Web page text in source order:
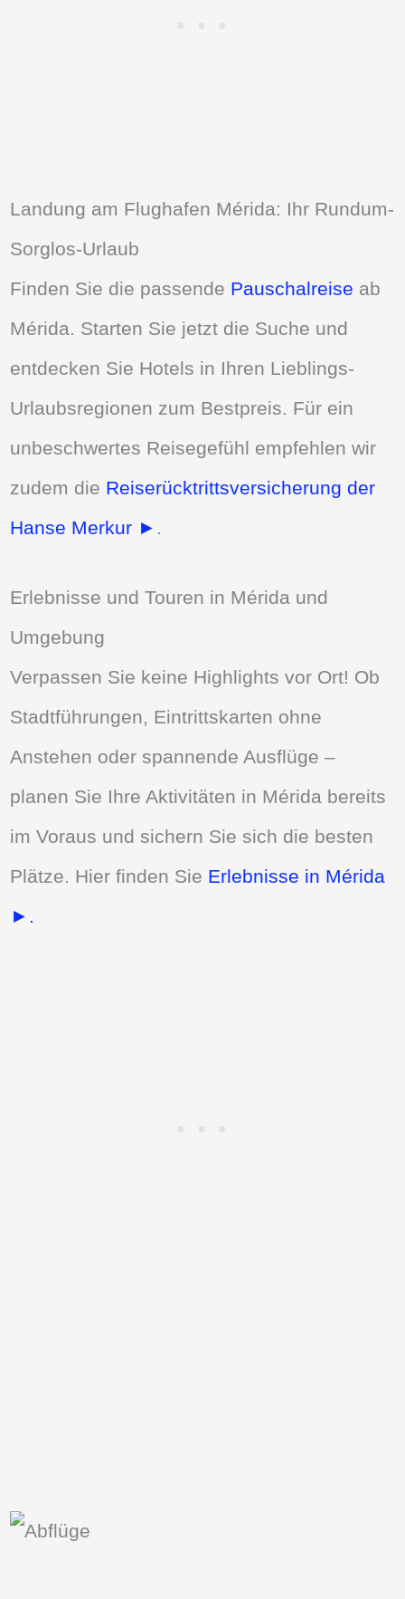
Landung am Flughafen Mérida: Ihr Rundum-
Sorglos-Urlaub
Finden Sie die passende Pauschalreise ab
Mérida. Starten Sie jetzt die Suche und
entdecken Sie Hotels in Ihren Lieblings-
Urlaubsregionen zum Bestpreis. Für ein
unbeschwertes Reisegefühl empfehlen wir
zudem die Reiserücktrittsversicherung der
Hanse Merkur ► .
Erlebnisse und Touren in Mérida und
Umgebung
Verpassen Sie keine Highlights vor Ort! Ob
Stadtführungen, Eintrittskarten ohne
Anstehen oder spannende Ausflüge –
planen Sie Ihre Aktivitäten in Mérida bereits
im Voraus und sichern Sie sich die besten
Plätze. Hier finden Sie Erlebnisse in Mérida
►.